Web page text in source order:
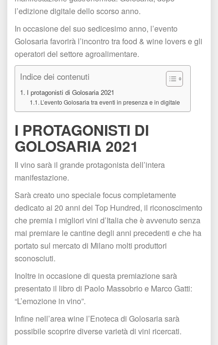
l’edizione digitale dello scorso anno.
In occasione del suo sedicesimo anno, l’evento
Golosaria favorirà l’incontro tra food & wine lovers e gli
operatori del settore agroalimentare.
Indice dei contenuti
I protagonisti di Golosaria 2021
L’evento Golosaria tra eventi in presenza e in digitale
I PROTAGONISTI DI
GOLOSARIA 2021
Il vino sarà il grande protagonista dell’intera
manifestazione.
Sarà creato uno speciale focus completamente
dedicato ai 20 anni dei Top Hundred, il riconoscimento
che premia i migliori vini d’Italia che è avvenuto senza
mai premiare le cantine degli anni precedenti e che ha
portato sul mercato di Milano molti produttori
conosciuti.
Inoltre in occasione di questa premiazione sarà
presentato il libro di Paolo Massobrio e Marco Gatti:
“L’emozione in vino”.
Infine nell’area wine l’Enoteca di Golosaria sarà
possibile scoprire diverse varietà di vini ricercati.